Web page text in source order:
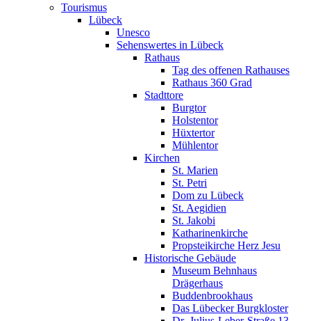
Tourismus
Lübeck
Unesco
Sehenswertes in Lübeck
Rathaus
Tag des offenen Rathauses
Rathaus 360 Grad
Stadttore
Burgtor
Holstentor
Hüxtertor
Mühlentor
Kirchen
St. Marien
St. Petri
Dom zu Lübeck
St. Aegidien
St. Jakobi
Katharinenkirche
Propsteikirche Herz Jesu
Historische Gebäude
Museum Behnhaus
Drägerhaus
Buddenbrookhaus
Das Lübecker Burgkloster